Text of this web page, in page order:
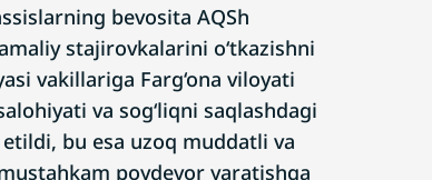
bevosita AQSh
stajirovkalarini o‘tkazishni
vakillariga Farg‘ona viloyati
va sog‘liqni saqlashdagi
bu esa uzoq muddatli va
poydevor yaratishga